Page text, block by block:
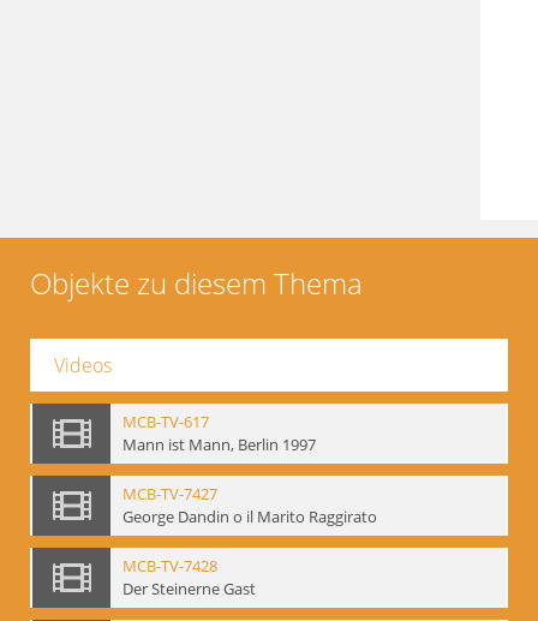
Objekte zu diesem Thema
Videos
MCB-TV-617
Mann ist Mann, Berlin 1997
MCB-TV-7427
George Dandin o il Marito Raggirato
MCB-TV-7428
Der Steinerne Gast